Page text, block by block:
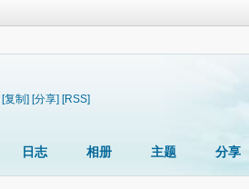
[复制] [分享] [RSS]
日志 相册 主题 分享